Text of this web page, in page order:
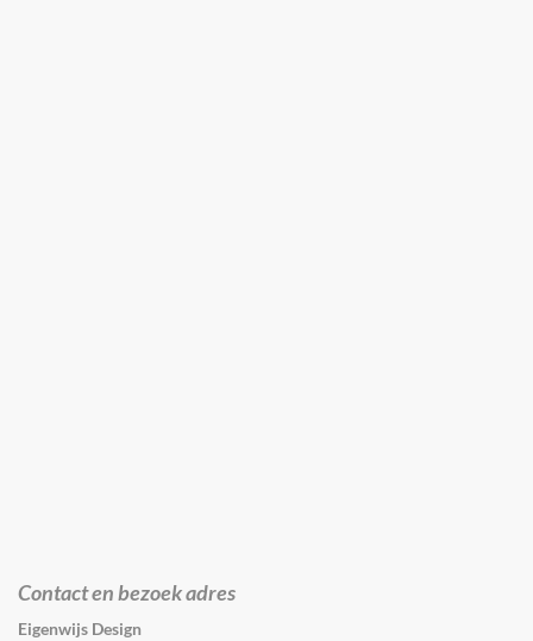
Contact en bezoek adres
Eigenwijs Design